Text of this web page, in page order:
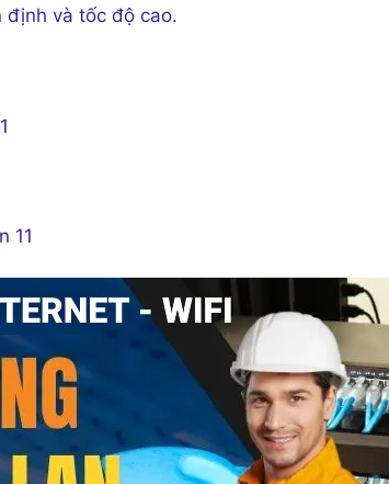
định và tốc độ cao.
11